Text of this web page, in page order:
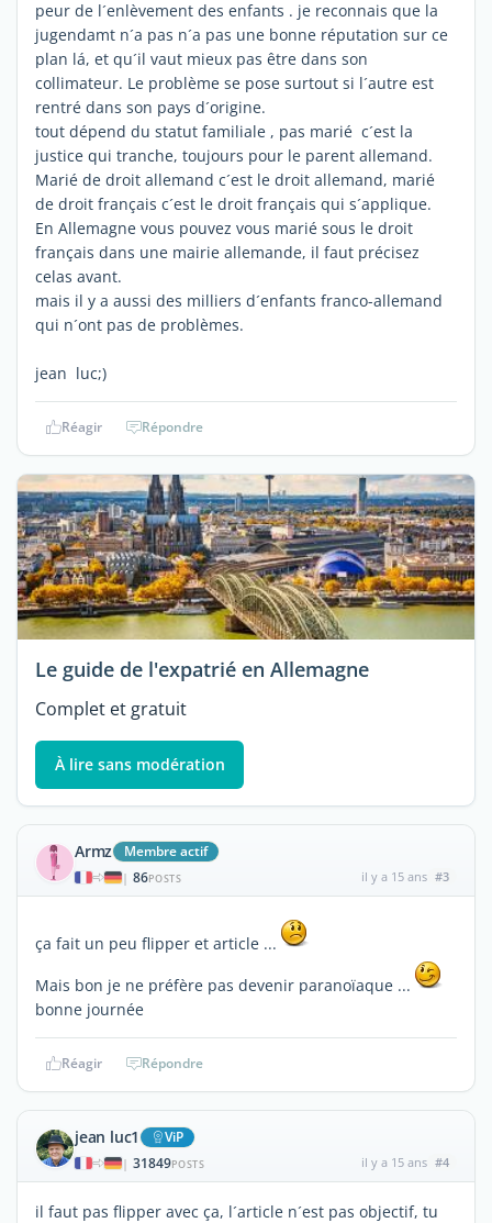
peur de l´enlèvement des enfants . je reconnais que la
jugendamt n´a pas n´a pas une bonne réputation sur ce
plan lá, et qu´il vaut mieux pas être dans son
collimateur. Le problème se pose surtout si l´autre est
rentré dans son pays d´origine.
tout dépend du statut familiale , pas marié c´est la
justice qui tranche, toujours pour le parent allemand.
Marié de droit allemand c´est le droit allemand, marié
de droit français c´est le droit français qui s´applique.
En Allemagne vous pouvez vous marié sous le droit
français dans une mairie allemande, il faut précisez
celas avant.
mais il y a aussi des milliers d´enfants franco-allemand
qui n´ont pas de problèmes.
jean luc;)
Réagir Répondre
Le guide de l'expatrié en Allemagne
Complet et gratuit
À lire sans modération
Armz Membre actif
| 86POSTS il y a 15 ans #3
ça fait un peu flipper et article ...
Mais bon je ne préfère pas devenir paranoïaque ...
bonne journée
Réagir Répondre
jean luc1 ViP
| 31849POSTS il y a 15 ans #4
il faut pas flipper avec ça, l´article n´est pas objectif, tu